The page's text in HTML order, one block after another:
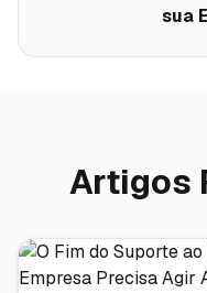
sua
Artigos